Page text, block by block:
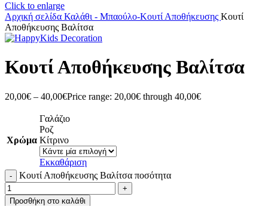
Click to enlarge
Αρχική σελίδα Καλάθι - Μπαούλο-Κουτί Αποθήκευσης Κουτί
Αποθήκευσης Βαλίτσα
Κουτί Αποθήκευσης Βαλίτσα
20,00€ – 40,00€Price range: 20,00€ through 40,00€
Χρώμα
Γαλάζιο
Ροζ
Κίτρινο
Εκκαθάριση
Κουτί Αποθήκευσης Βαλίτσα ποσότητα
Προσθήκη στο καλάθι